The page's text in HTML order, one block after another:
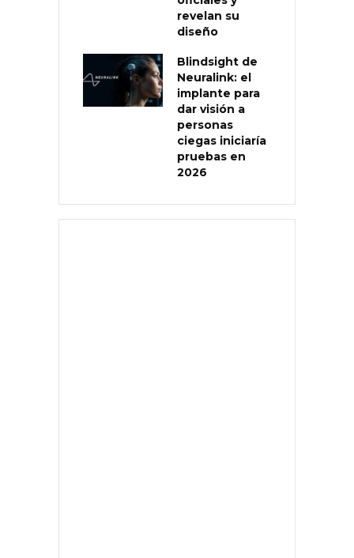
revelan su
diseño
Blindsight de
Neuralink: el
implante para
dar visión a
personas
ciegas iniciaría
pruebas en
2026